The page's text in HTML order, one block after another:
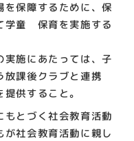
保障するために、保
学童 保育を実施する
施にあたっては、子
放課後クラブと連携
供すること。
とづく社会教育活動
社会教育活動に親し